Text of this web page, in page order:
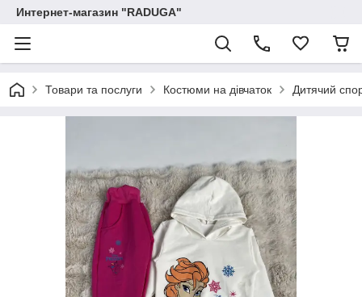
Интернет-магазин "RADUGA"
Товари та послуги Костюми на дівчаток Дитячий